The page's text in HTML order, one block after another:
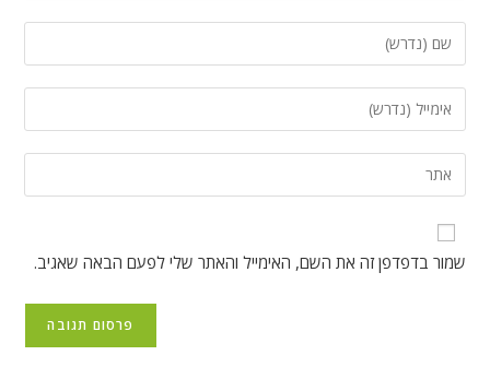
את
השם
שלך
שם
משתמש
כדי
את
כתובת
דואר
שלך
כדי
את
כתובת
אתר
האינטרנט
שמור בדפדפן זה את השם, האימייל והאתר שלי לפעם הבאה שאגיב.